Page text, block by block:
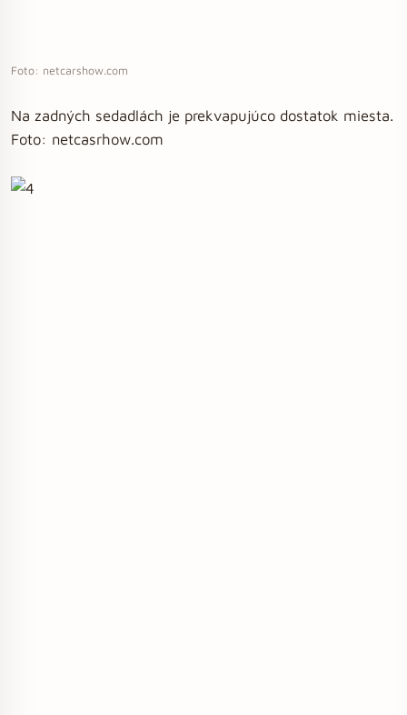
Foto: netcarshow.com
Na zadných sedadlách je prekvapujúco dostatok miesta.
Foto: netcasrhow.com